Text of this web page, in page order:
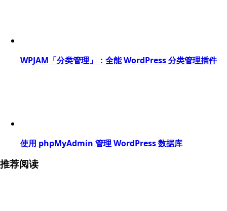
WPJAM「分类管理」：全能 WordPress 分类管理插件
使用 phpMyAdmin 管理 WordPress 数据库
推荐阅读